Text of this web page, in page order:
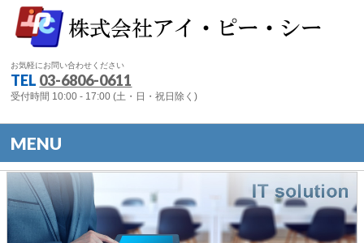
お気軽にお問い合わせください
TEL 03-6806-0611
受付時間 10:00 - 17:00 (土・日・祝日除く)
MENU